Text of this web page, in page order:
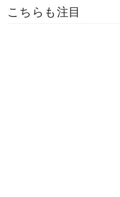
こちらも注目